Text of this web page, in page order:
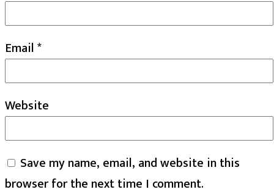
Email*
Website
Save my name, email, and website in this
browser for the next time I comment.